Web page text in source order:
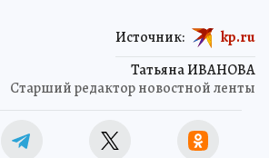
Татьяна ИВАНОВА
Старший редактор новостной ленты
Источник: kp.ru